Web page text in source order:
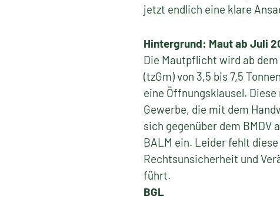
jetzt endlich eine klare
Hintergrund: Maut ab Juli
Die Mautpflicht wird ab
(tzGm) von 3,5 bis 7,5
eine Öffnungsklausel.
Gewerbe, die mit dem
sich gegenüber dem
BALM ein. Leider fehlt
Rechtsunsicherheit und
führt.
BGL